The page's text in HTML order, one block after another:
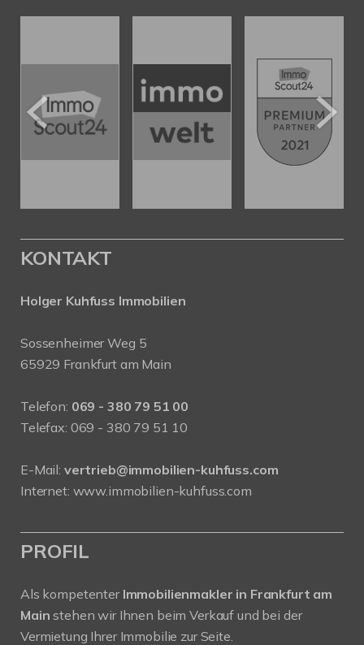
KONTAKT
Holger Kuhfuss Immobilien
Sossenheimer Weg 5
65929 Frankfurt am Main
Telefon: 069 - 380 79 51 00
Telefax: 069 - 380 79 51 10
E-Mail: vertrieb@immobilien-kuhfuss.com
Internet: www.immobilien-kuhfuss.com
PROFIL
Als kompetenter Immobilienmakler in Frankfurt am
Main stehen wir Ihnen beim Verkauf und bei der
Vermietung Ihrer Immobilie zur Seite.